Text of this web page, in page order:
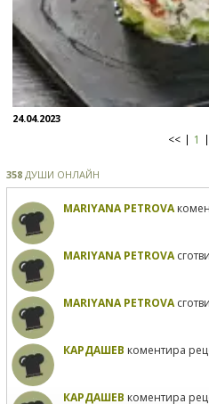
24.04.2023
<< 1
358 ДУШИ ОНЛАЙН
MARIYANA PETROVA
MARIYANA PETROVAсготви
MARIYANA PETROVAсготви
КАРДАШЕВ коментира
КАРДАШЕВ коментира